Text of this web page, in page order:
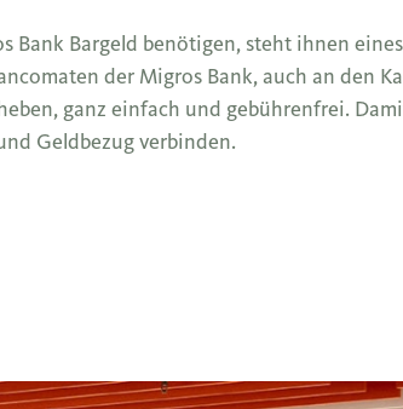
Bank Bargeld benötigen, steht ihnen
der Migros Bank, auch an den
ganz einfach und gebührenfrei.
Geldbezug verbinden.